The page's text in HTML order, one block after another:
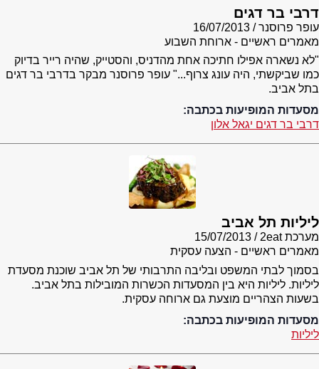
דרבי בר דגים
עופר פרוסנר
16/07/2013
מאמרים ראשיים - ארוחת השבוע
"לא נשארה אפילו חתיכה אחת מהדניס, והסטייק, שהיה רייר בדיוק
כמו שביקשתי, היה עונג צרוף..." עופר פרוסנר מבקר בדרבי בר דגים
בתל אביב.
מסעדות המופיעות בכתבה:
דרבי בר דגים יגאל אלון
ליליות תל אביב
מערכת 2eat
15/07/2013
מאמרים ראשיים - הצעה עסקית
בסמוך לבתי המשפט ובליבה התרבותי של תל אביב שוכנת מסעדת
ליליות. ליליות היא בין המסעדות הכשרות המובילות בתל אביב.
בשעות הצהריים מוצעת גם ארוחה עסקית.
מסעדות המופיעות בכתבה:
ליליות